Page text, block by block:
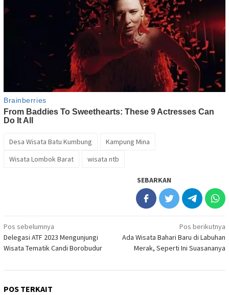
Desa Wisata Batu Kumbung
Kampung Mina
Wisata Lombok Barat
wisata ntb
SEBARKAN
Navigasi
pos
Pos sebelumnya
Delegasi ATF 2023 Mengunjungi
Wisata Tematik Candi Borobudur
Pos berikutnya
Ada Wisata Bahari Baru di Labuhan
Merak, Seperti Ini Suasananya
POS TERKAIT